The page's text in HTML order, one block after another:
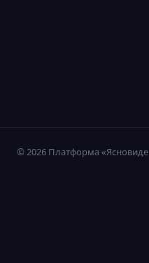
© 2026 Платформа